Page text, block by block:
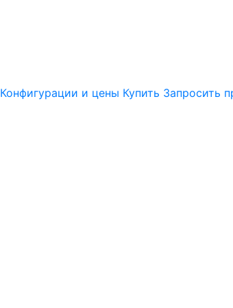
Конфигурации и цены Купить Запросить